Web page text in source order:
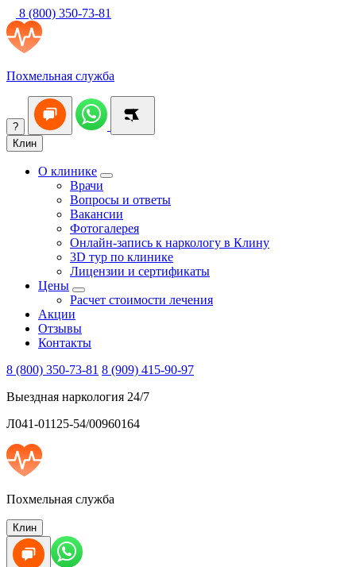
8 (800) 350-73-81
Похмельная служба
?
Клин
О клинике
Врачи
Вопросы и ответы
Вакансии
Фотогалерея
Онлайн-запись к наркологу в Клину
3D тур по клинике
Лицензии и сертификаты
Цены
Расчет стоимости лечения
Акции
Отзывы
Контакты
8 (800) 350-73-81 8 (909) 415-90-97
Выездная наркология 24/7
Л041-01125-54/00960164
Похмельная служба
Клин